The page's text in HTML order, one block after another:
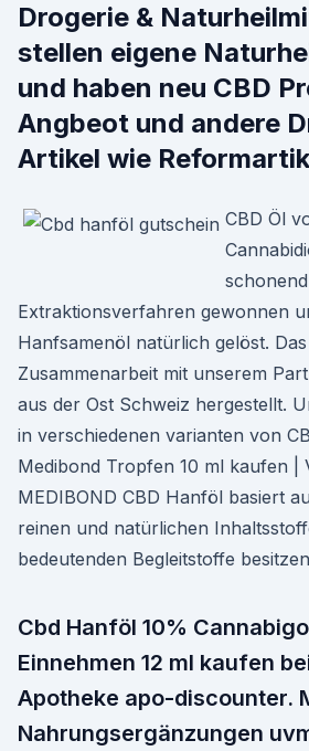
Drogerie &
stellen eigene
und haben neu CBD
Angbeot und andere
Artikel wie
CBD Öl
Extraktionsverfahren gewonnen
Hanfsamenöl natürlich gelöst.
Zusammenarbeit mit unserem
aus der Ost Schweiz hergestellt.
in verschiedenen varianten von
Medibond Tropfen 10 ml kaufen |
MEDIBOND CBD Hanföl basiert
reinen und natürlichen
bedeutenden Begleitstoffe
Cbd Hanföl 10%
Einnehmen 12 ml kaufen
Apotheke apo-discounter.
Nahrungsergänzungen